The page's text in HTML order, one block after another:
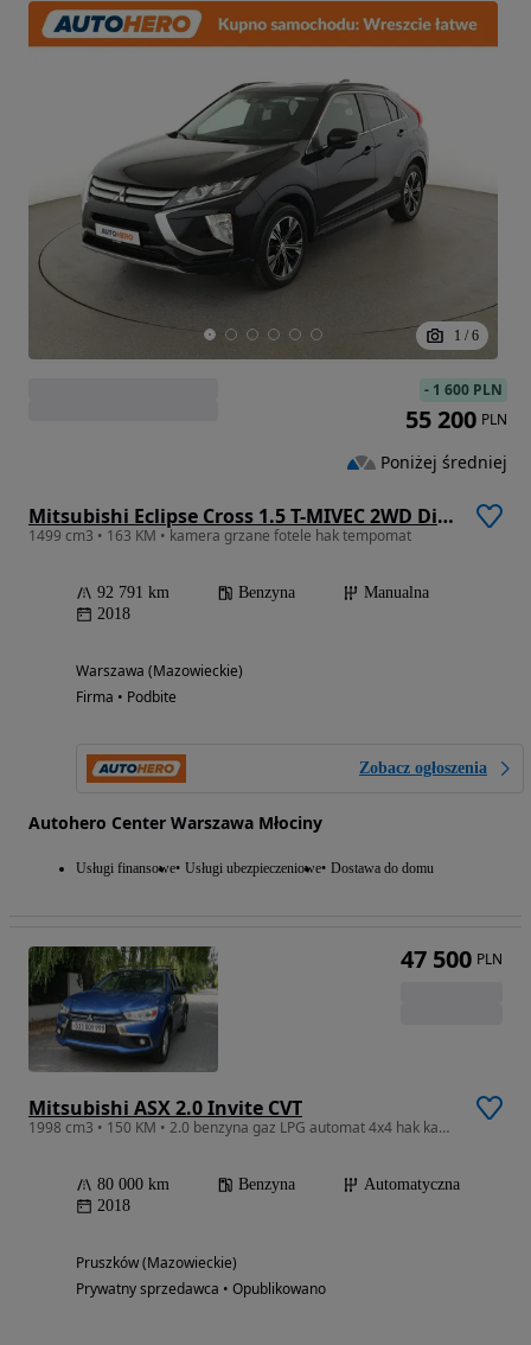
1 / 6
Mitsubishi Eclipse Cross 1.5 T-MIVEC 2WD Diamant+
1499 cm3 • 163 KM • kamera grzane fotele hak tempomat
92 791 km Benzyna
Manualna
2018
Warszawa (Mazowieckie)
Firma • Podbite
Zobacz ogłoszenia
Autohero Center Warszawa Młociny
Usługi finansowe Usługi ubezpieczeniowe Dostawa do domu
- 1 600 PLN
55 200 PLN
Poniżej średniej
Mitsubishi ASX 2.0 Invite CVT
1998 cm3 • 150 KM • 2.0 benzyna gaz LPG automat 4x4 hak kamera super stan!
80 000 km Benzyna
Automatyczna
2018
Pruszków (Mazowieckie)
Prywatny sprzedawca • Opublikowano
47 500 PLN